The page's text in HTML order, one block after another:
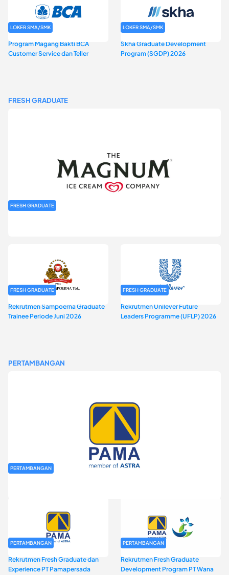
LOKER SMA/SMK
Program Magang Bakti BCA
Customer Service dan Teller
LOKER SMA/SMK
Skha Graduate Development
Program (SGDP) 2026
FRESH GRADUATE
FRESH GRADUATE
FRESH GRADUATE
Rekrutmen Sampoerna Graduate
Trainee Periode Juni 2026
FRESH GRADUATE
Rekrutmen Unilever Future
Leaders Programme (UFLP) 2026
PERTAMBANGAN
PERTAMBANGAN
PERTAMBANGAN
Rekrutmen Fresh Graduate dan
Experience PT Pamapersada
PERTAMBANGAN
Rekrutmen Fresh Graduate
Development Program PT Wana